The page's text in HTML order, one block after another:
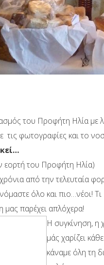
του Προφήτη Ηλία με
τις φωτογραφίες και το
εορτή του Προφήτη Ηλία)
από την τελευταία
όλο και πιο…νέοι!
μας παρέχει απλόχερα!
Η συγκίνηση, η
μάς χαρίζει
κάναμε όλη τη